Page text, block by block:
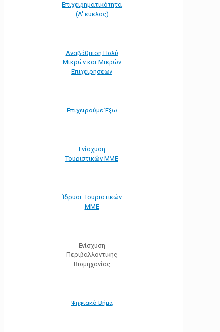
Επιχειρηματικότητα
(Α' κύκλος)
Αναβάθμιση Πολύ
Μικρών και Μικρών
Επιχειρήσεων
Επιχειρούμε Έξω
Ενίσχυση
Τουριστικών ΜΜΕ
Ίδρυση Τουριστικών
ΜΜΕ
Ενίσχυση
Περιβαλλοντικής
Βιομηχανίας
Ψηφιακό Βήμα